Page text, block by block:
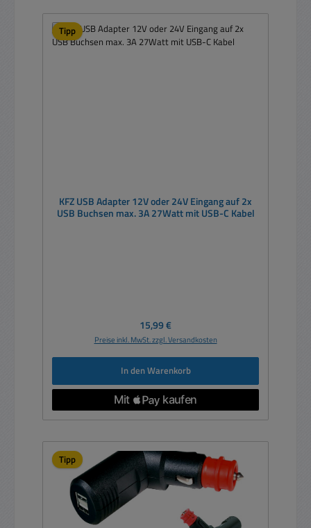
Tipp
KFZ USB Adapter 12V oder 24V Eingang auf 2x
USB Buchsen max. 3A 27Watt mit USB-C Kabel
Regulärer Preis:
15,99 €
Preise inkl. MwSt. zzgl. Versandkosten
In den Warenkorb
Tipp